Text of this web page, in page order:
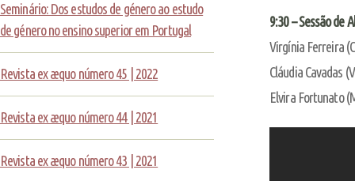
Seminário: Dos estudos de género ao estudo
de género no ensino superior em Portugal
Revista ex æquo número 45 | 2022
Revista ex æquo número 44 | 2021
Revista ex æquo número 43 | 2021
9:30 – Sessão de
Virgínia Ferreira
Cláudia Cavadas
Elvira Fortunato